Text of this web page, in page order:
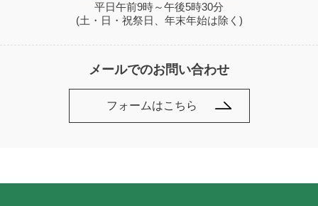
平日午前9時～午後5時30分
(土・日・祝祭日、年末年始は除く)
メールでのお問い合わせ
フォームはこちら